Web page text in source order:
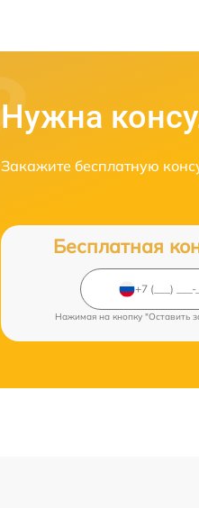
Нужна
Закажите бесплатную
Бесплатная
Нажимая на кнопку "Оставить